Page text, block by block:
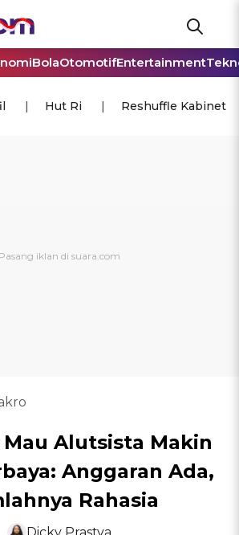
BolaOtomotifEntertainment
Hut Ri Reshuffle Kabinet
Alutsista Makin
Anggaran Ada,
Rahasia